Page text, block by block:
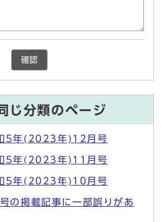
確認
じ分類のページ
5年(2023年)12月号
5年(2023年)11月号
5年(2023年)10月号
の掲載記事に一部誤りがあ